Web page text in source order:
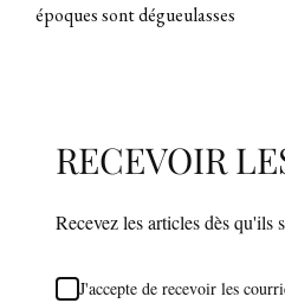
époques sont dégueulasses
RECEVOIR
Recevez les articles dès qu'ils
J'accepte de recevoir les